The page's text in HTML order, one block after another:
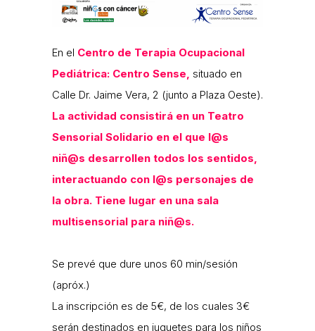
En el Centro de Terapia Ocupacional
Pediátrica: Centro Sense, situado en
Calle Dr. Jaime Vera, 2 (junto a Plaza Oeste).
La actividad consistirá en un Teatro
Sensorial Solidario en el que l@s
niñ@s desarrollen todos los sentidos,
interactuando con l@s personajes de
la obra. Tiene lugar en una sala
multisensorial para niñ@s.
Se prevé que dure unos 60 min/sesión
(apróx.)
La inscripción es de 5€, de los cuales 3€
serán destinados en juguetes para los niños